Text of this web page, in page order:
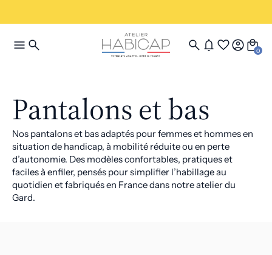
0
Pantalons et bas
Nos pantalons et bas adaptés pour femmes et hommes en
situation de handicap, à mobilité réduite ou en perte
d’autonomie. Des modèles confortables, pratiques et
faciles à enfiler, pensés pour simplifier l’habillage au
quotidien et fabriqués en France dans notre atelier du
Gard.